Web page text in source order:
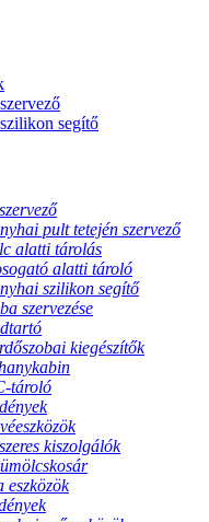
segítő
pult tetején szervező
alatti tárolás
alatti tároló
szilikon segítő
szervezése
kiegészítők
tároló
kiszolgálók
eszközök